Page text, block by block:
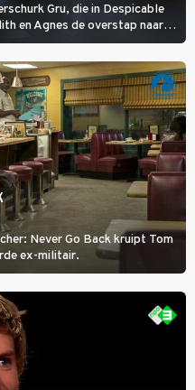
Gru, die in Despicable
en Agnes de overstap naar
pad weet te blijven.
Never Go Back kruipt Tom
ex-militair.